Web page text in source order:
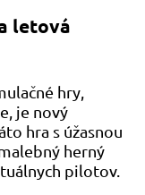
letová
hry,
je nový
hra s úžasnou
herný
pilotov.